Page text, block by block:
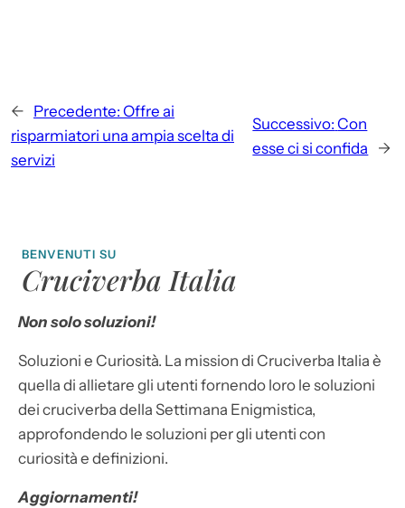
← Precedente: Offre ai
risparmiatori una ampia scelta di
servizi
Successivo: Con
esse ci si confida
→
BENVENUTI SU
Cruciverba Italia
Non solo soluzioni!
Soluzioni e Curiosità. La mission di Cruciverba Italia è
quella di allietare gli utenti fornendo loro le soluzioni
dei cruciverba della Settimana Enigmistica,
approfondendo le soluzioni per gli utenti con
curiosità e definizioni.
Aggiornamenti!